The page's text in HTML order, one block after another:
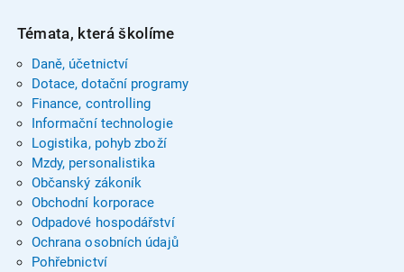
Témata, která školíme
Daně, účetnictví
Dotace, dotační programy
Finance, controlling
Informační technologie
Logistika, pohyb zboží
Mzdy, personalistika
Občanský zákoník
Obchodní korporace
Odpadové hospodářství
Ochrana osobních údajů
Pohřebnictví